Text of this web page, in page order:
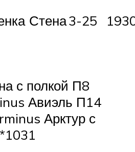
Стена3-25
с полкой П8
Авиэль П14
Арктур с